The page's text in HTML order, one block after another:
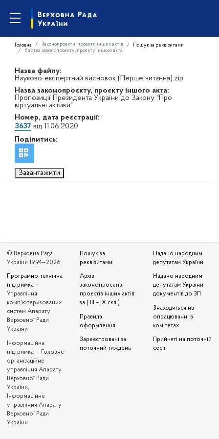
Головна Законопроєкти, проєкти інших актів
Пошук за реквізитами
Картка законопроєкту, проєкту іншого акта
Назва файлу:
Науково-експертний висновок (Перше читання).zip
Назва законопроєкту, проєкту іншого акта:
Пропозиції Президента України до Закону "Про
віртуальні активи"
Номер, дата реєстрації:
3637 від 11.06.2020
Поділитись:
Завантажити
© Верховна Рада
України 1994—2026
Програмно-технічна
підтримка —
Управління
комп'ютеризованих
систем Апарату
Верховної Ради
України
Iнформаційна
підтримка — Головне
організаційне
управління Апарату
Верховної Ради
України,
Інформаційне
управління Апарату
Верховної Ради
України
Пошук за
реквізитами
Архів
законопроєктів,
проєктів інших актів
за ( III – IX скл.)
Правила
оформлення
Зареєстровані за
поточний тиждень
Надано народним
депутатам України
Надано народним
депутатам України
документів до ЗП
Знаходяться на
опрацюванні в
комітетах
Прийняті на поточній
сесії